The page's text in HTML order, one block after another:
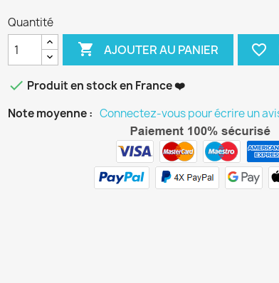
Quantité
 AJOUTER AU PANIER favorite_border
 Produit en stock en France ❤️
Note moyenne : Connectez-vous pour écrire un